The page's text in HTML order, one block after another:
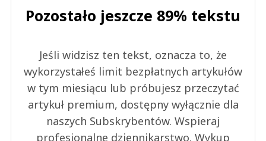
Pozostało jeszcze 89% tekstu
Jeśli widzisz ten tekst, oznacza to, że
wykorzystałeś limit bezpłatnych artykułów
w tym miesiącu lub próbujesz przeczytać
artykuł premium, dostępny wyłącznie dla
naszych Subskrybentów. Wspieraj
profesjonalne dziennikarstwo. Wykup